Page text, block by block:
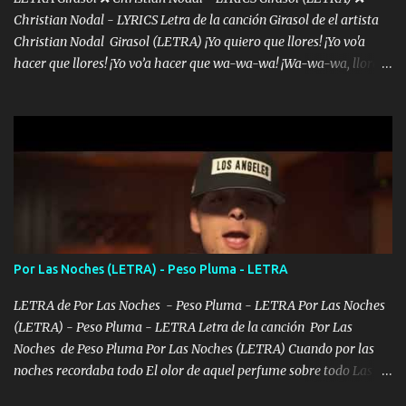
Christian Nodal - LYRICS Letra de la canción Girasol de el artista
Christian Nodal Girasol (LETRA) ¡Yo quiero que llores! ¡Yo vo'a
hacer que llores! ¡Yo vo’a hacer que wa-wa-wa! ¡Wa-wa-wa, llores!
intentas rimar Pobre payaso que usa a todo el mundo pa' conectar
con la gente Dices "Latino Gang" pero pisas a to'a tu gente Pa’ dar
mensajes, m'ijo, hay quе ser coherentеs Si tú no eres artista, al
menos se prudente Hoy me sabe a mierda, traigo un Balvin en los
dientes Por falta de empatía le toca ser resiliente ¿Acaso eres
consciente de los followers que mueves? Parcerito, abre los ojos y
ve el poder que tienes Otro chiste malo son los nombres de tus
álbum's "José, vibras colores con la energía del diablo " ¿Si ...
Por Las Noches (LETRA) - Peso Pluma - LETRA
LETRA de Por Las Noches - Peso Pluma - LETRA Por Las Noches
(LETRA) - Peso Pluma - LETRA Letra de la canción Por Las
Noches de Peso Pluma Por Las Noches (LETRA) Cuando por las
noches recordaba todo El olor de aquel perfume sobre todo Las